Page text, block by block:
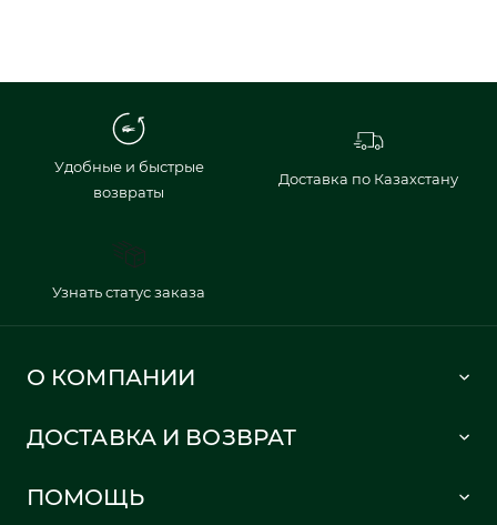
Удобные и быстрые
возвраты
Доставка по Казахстану
Узнать статус заказа
О КОМПАНИИ
Политика в отношении обработки персональных данных
ДОСТАВКА И ВОЗВРАТ
Информация о доставке
ПОМОЩЬ